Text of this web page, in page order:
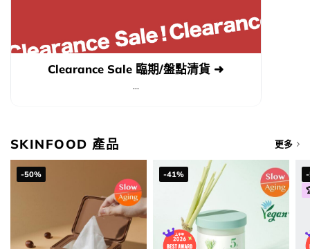
Clearance Sale 臨期/盤點清貨 ➜
...
SKINFOOD 產品 更多
-50% -41%